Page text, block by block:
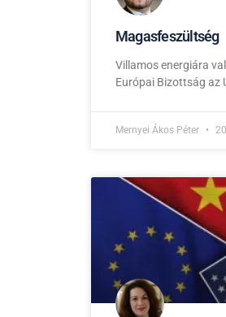
Magasfeszültség
Villamos energiára
Európai Bizottság az
Mernyei Ákos Péter